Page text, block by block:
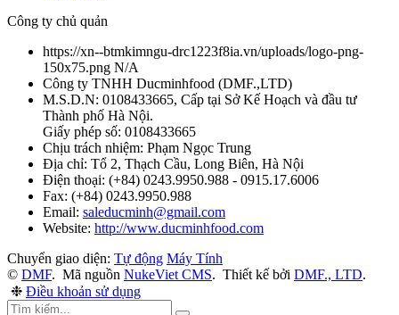
Công ty chủ quản
https://xn--btmkimngu-drc1223f8ia.vn/uploads/logo-png-
150x75.png N/A
Công ty TNHH Ducminhfood (DMF.,LTD)
M.S.D.N: 0108433665, Cấp tại Sở Kế Hoạch và đầu tư
Thành phố Hà Nội.
Giấy phép số: 0108433665
Chịu trách nhiệm: Phạm Ngọc Trung
Địa chỉ: Tổ 2, Thạch Cầu, Long Biên, Hà Nội
Điện thoại: (+84) 0243.9950.988 - 0915.17.6006
Fax: (+84) 0243.9950.988
Email: saleducminh@gmail.com
Website: http://www.ducminhfood.com
Chuyển giao diện: Tự động Máy Tính
© DMF. Mã nguồn NukeViet CMS. Thiết kế bởi DMF., LTD.
❉ Điều khoản sử dụng